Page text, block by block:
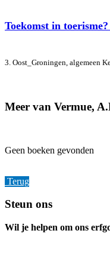
Toekomst in
3. Oost_Groningen, algemeen
Meer van Vermue,
Geen boeken gevonden
Terug
Footer
Steun ons
Wil je helpen om ons